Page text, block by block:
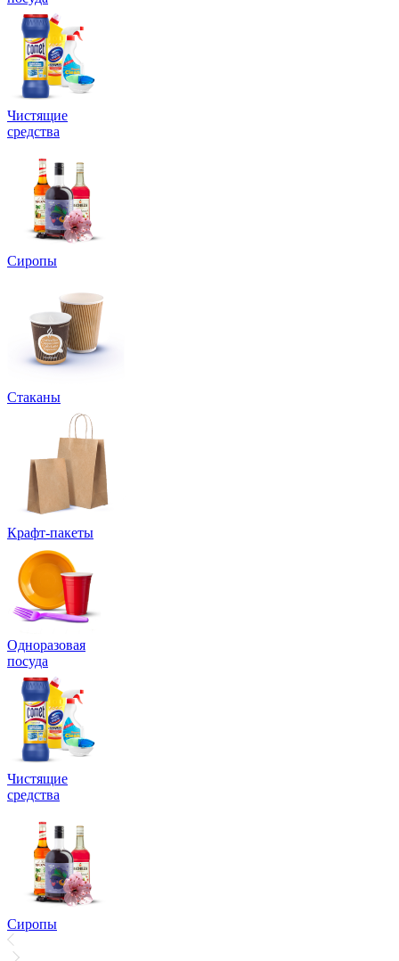
Чистящие
средства
Сиропы
Стаканы
Крафт-пакеты
Одноразовая
посуда
Чистящие
средства
Сиропы